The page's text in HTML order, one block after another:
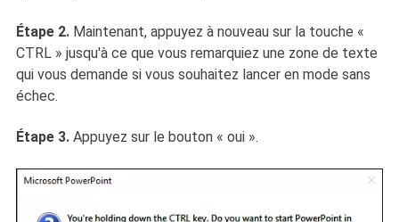
Étape 2.Maintenant, appuyez à nouveau sur la touche «
CTRL » jusqu'à ce que vous remarquiez une zone de texte
qui vous demande si vous souhaitez lancer en mode sans
échec.
Étape 3.Appuyez sur le bouton « oui ».